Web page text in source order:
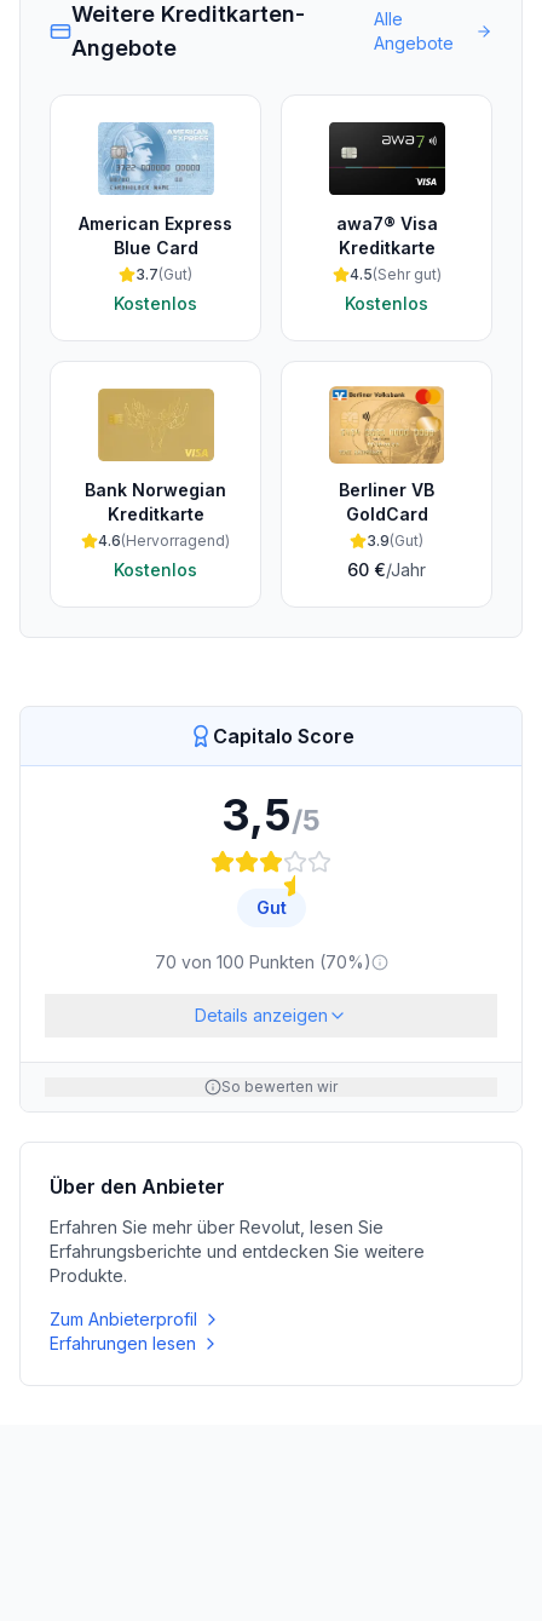
Weitere Kreditkarten-
Angebote
Alle
Angebote
American Express
Blue Card
3.7(Gut)
Kostenlos
awa7® Visa
Kreditkarte
4.5(Sehr gut)
Kostenlos
Bank Norwegian
Kreditkarte
4.6(Hervorragend)
Kostenlos
Berliner VB
GoldCard
3.9(Gut)
60 €/Jahr
Capitalo Score
3,5/5
Gut
70 von 100 Punkten (70%)
Details anzeigen
So bewerten wir
Über den Anbieter
Erfahren Sie mehr über Revolut , lesen Sie
Erfahrungsberichte und entdecken Sie weitere
Produkte.
Zum Anbieterprofil
Erfahrungen lesen